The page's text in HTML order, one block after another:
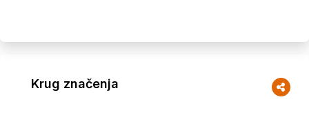
Krug značenja